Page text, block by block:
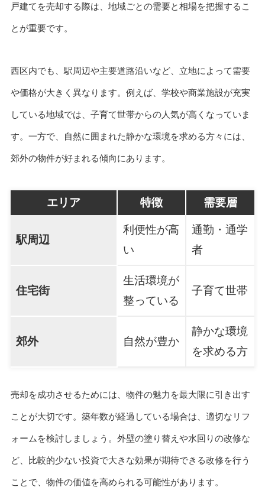
戸建てを売却する際は、地域ごとの需要と相場を把握するこ
とが重要です。
西区内でも、駅周辺や主要道路沿いなど、立地によって需要
や価格が大きく異なります。例えば、学校や商業施設が充実
している地域では、子育て世帯からの人気が高くなっていま
す。一方で、自然に囲まれた静かな環境を求める方々には、
郊外の物件が好まれる傾向にあります。
エリア 特徴 需要層
駅周辺
利便性が高
い
通勤・通学
者
住宅街
生活環境が
整っている
子育て世帯
郊外 自然が豊か
静かな環境
を求める方
売却を成功させるためには、物件の魅力を最大限に引き出す
ことが大切です。築年数が経過している場合は、適切なリフ
ォームを検討しましょう。外壁の塗り替えや水回りの改修な
ど、比較的少ない投資で大きな効果が期待できる改修を行う
ことで、物件の価値を高められる可能性があります。